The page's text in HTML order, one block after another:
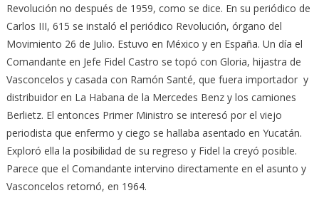
Revolución no después de 1959, como se dice. En su periódico de
Carlos III, 615 se instaló el periódico Revolución, órgano del
Movimiento 26 de Julio. Estuvo en México y en España. Un día el
Comandante en Jefe Fidel Castro se topó con Gloria, hijastra de
Vasconcelos y casada con Ramón Santé, que fuera importador y
distribuidor en La Habana de la Mercedes Benz y los camiones
Berlietz. El entonces Primer Ministro se interesó por el viejo
periodista que enfermo y ciego se hallaba asentado en Yucatán.
Exploró ella la posibilidad de su regreso y Fidel la creyó posible.
Parece que el Comandante intervino directamente en el asunto y
Vasconcelos retornó, en 1964.